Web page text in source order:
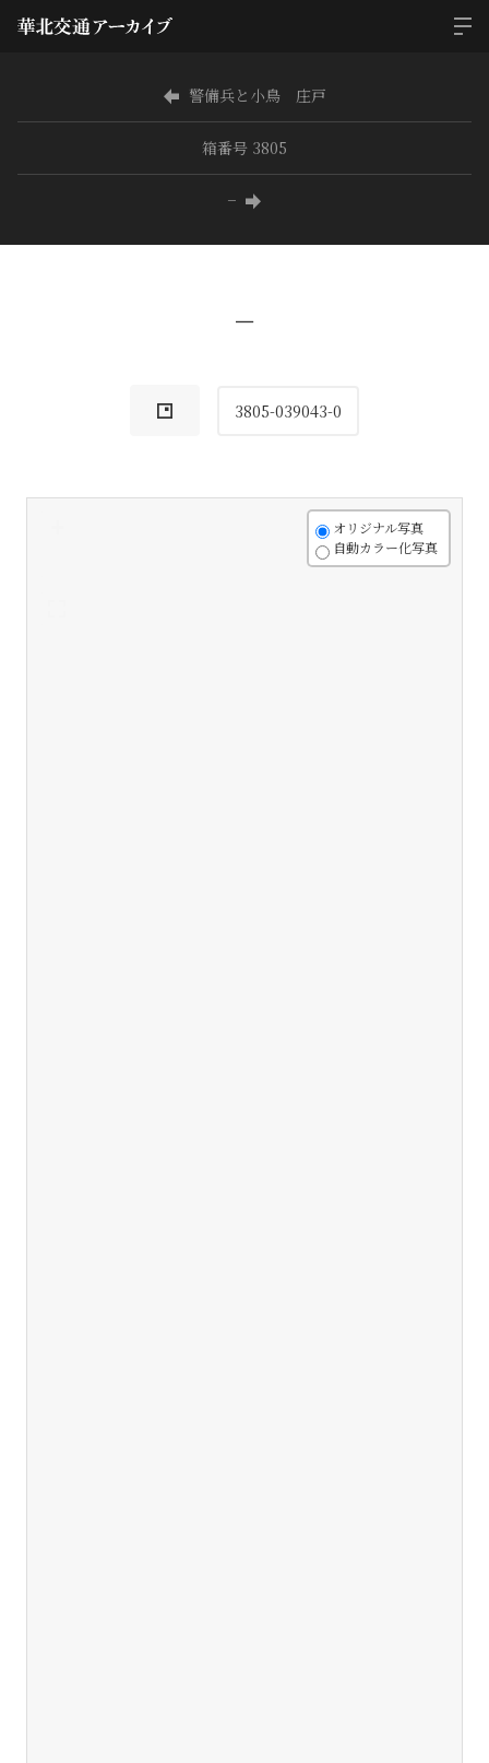
警備兵と小鳥 庄戸
箱番号 3805
−
−
3805-039043-0
オリジナル写真
自動カラー化写真